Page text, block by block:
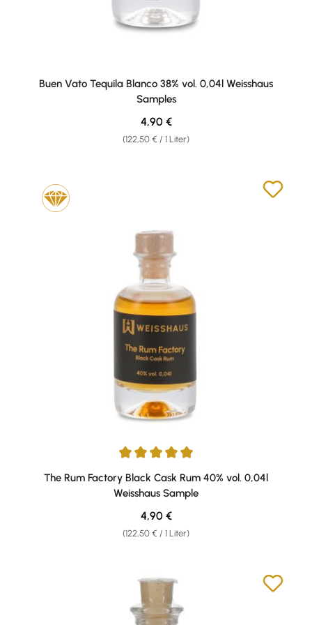
Buen Vato Tequila Blanco 38% vol. 0,04l Weisshaus
Samples
(122,50 € / 1 Liter)
Regulärer Preis:
4,90 €
Durchschnittliche Bewertung von 5 von 5 Sternen
The Rum Factory Black Cask Rum 40% vol. 0,04l
Weisshaus Sample
(122,50 € / 1 Liter)
Regulärer Preis:
4,90 €